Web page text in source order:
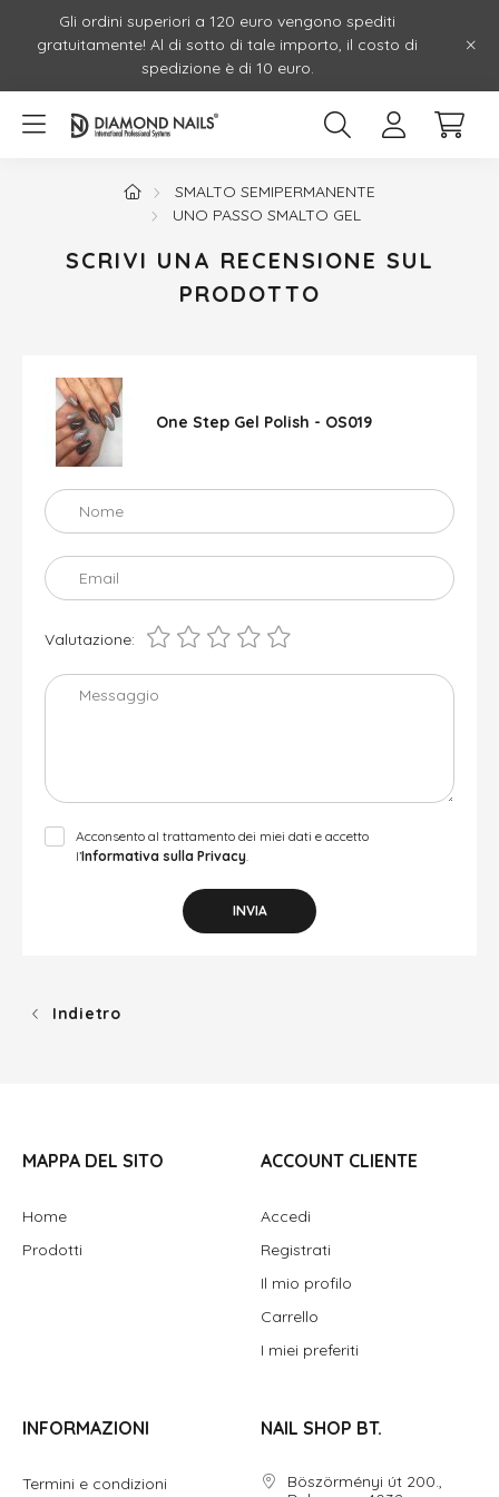
Gli ordini superiori a 120 euro vengono spediti
gratuitamente! Al di sotto di tale importo, il costo di
spedizione è di 10 euro.
SMALTO SEMIPERMANENTE
UNO PASSO SMALTO GEL
SCRIVI UNA RECENSIONE SUL
PRODOTTO
One Step Gel Polish - OS019
Nome
Email
Valutazione:
Messaggio
Acconsento al trattamento dei miei dati e accetto
l’Informativa sulla Privacy
INVIA
Indietro
MAPPA DEL SITO
Home
Prodotti
ACCOUNT CLIENTE
Accedi
Registrati
Il mio profilo
Carrello
I miei preferiti
INFORMAZIONI
Termini e condizioni
NAIL SHOP BT.
Böszörményi út 200.,